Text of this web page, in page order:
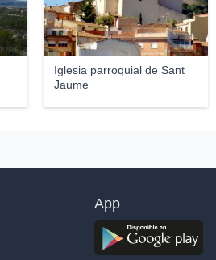
Iglesia parroquial de Sant
Jaume
App